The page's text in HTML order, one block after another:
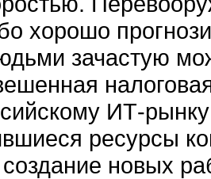
хорошо
зачастую
ИТ-
ресурсы
создание новых